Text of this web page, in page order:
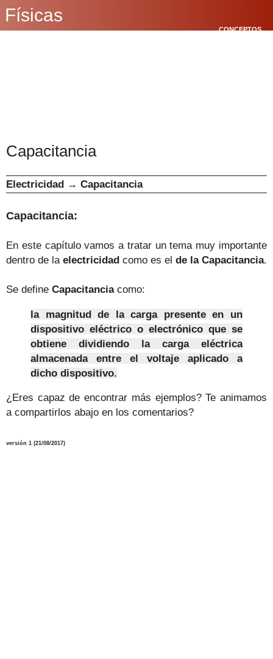
Físicas
CONCEPTOS
Capacitancia
Electricidad → Capacitancia
Capacitancia:
En este capítulo vamos a tratar un tema muy importante
dentro de la electricidad como es el de la Capacitancia.
Se define Capacitancia como:
la magnitud de la carga presente en un
dispositivo eléctrico o electrónico que se
obtiene dividiendo la carga eléctrica
almacenada entre el voltaje aplicado a
dicho dispositivo.
¿Eres capaz de encontrar más ejemplos? Te animamos
a compartirlos abajo en los comentarios?
versión 1 (21/08/2017)